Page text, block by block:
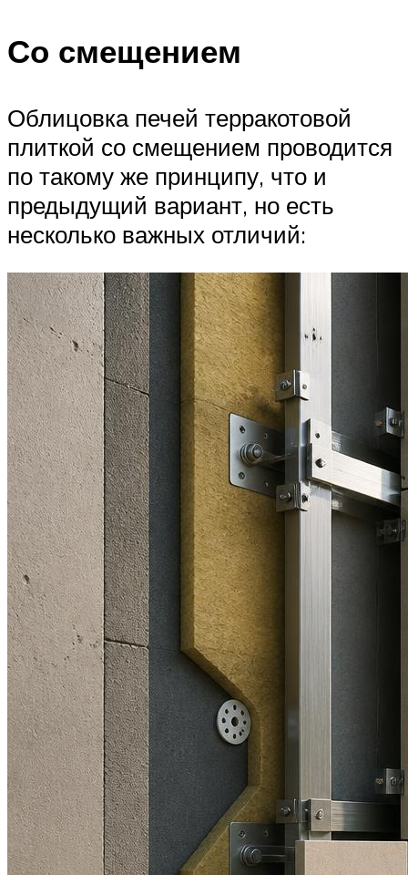
Со смещением
Облицовка печей терракотовой
плиткой со смещением проводится
по такому же принципу, что и
предыдущий вариант, но есть
несколько важных отличий: